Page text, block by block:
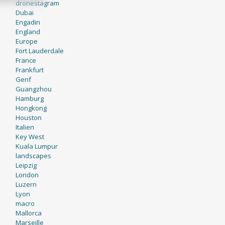
dronestagram
Dubai
Engadin
England
Europe
Fort Lauderdale
France
Frankfurt
Genf
Guangzhou
Hamburg
Hongkong
Houston
Italien
Key West
Kuala Lumpur
landscapes
Leipzig
London
Luzern
Lyon
macro
Mallorca
Marseille